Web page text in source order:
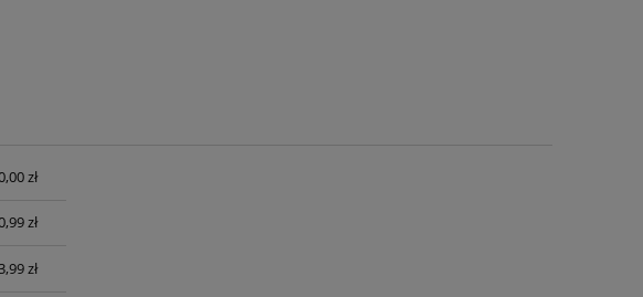
zł
zł
zł